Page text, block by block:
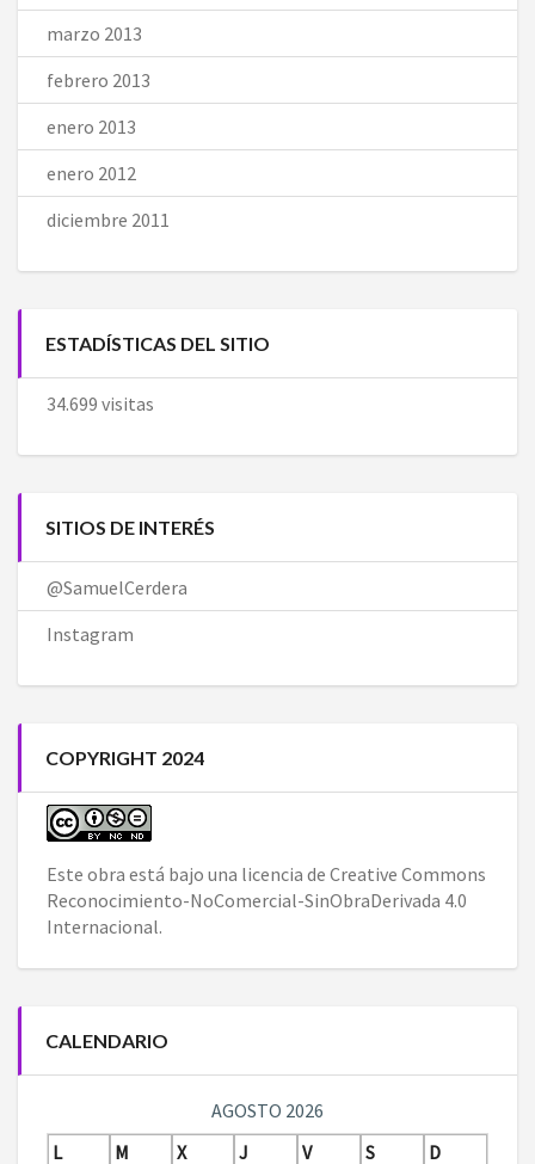
marzo 2013
febrero 2013
enero 2013
enero 2012
diciembre 2011
ESTADÍSTICAS DEL SITIO
34.699 visitas
SITIOS DE INTERÉS
@SamuelCerdera
Instagram
COPYRIGHT 2024
Este obra está bajo una licencia de Creative Commons
Reconocimiento-NoComercial-SinObraDerivada 4.0
Internacional.
CALENDARIO
AGOSTO 2026
L
M X J V S
D